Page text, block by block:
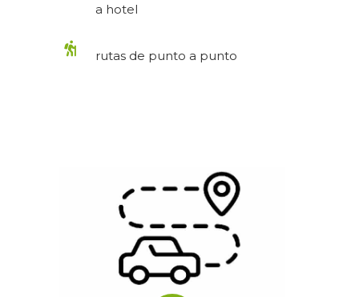
a hotel
rutas de punto a punto